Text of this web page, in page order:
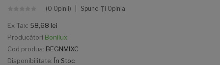
(0 Opinii) Spune-Ţi Opinia
Ex Tax: 58,68 lei
Producători Bonilux
Cod produs: BEGNMIXC
Disponibilitate: În Stoc